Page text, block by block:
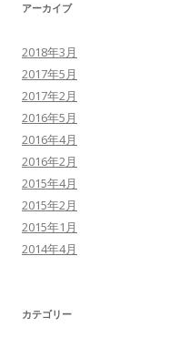
アーカイブ
2018年3月
2017年5月
2017年2月
2016年5月
2016年4月
2016年2月
2015年4月
2015年2月
2015年1月
2014年4月
カテゴリー